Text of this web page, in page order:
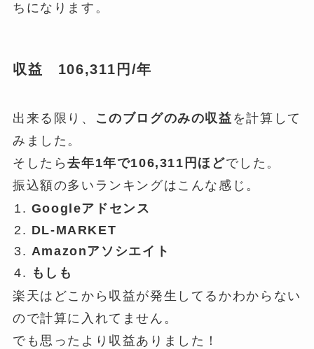
ちになります。
収益 106,311円/年
出来る限り、 このブログのみの収益 を計算して
みました。
そしたら去年1年で106,311円ほどでした。
振込額の多いランキングはこんな感じ。
Googleアドセンス
DL-MARKET
Amazonアソシエイト
もしも
楽天はどこから収益が発生してるかわからない
ので計算に入れてません。
でも思ったより収益ありました！